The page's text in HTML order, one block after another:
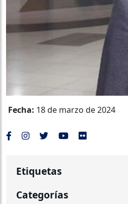
Fecha: 18 de marzo de 2024
Etiquetas
Categorías